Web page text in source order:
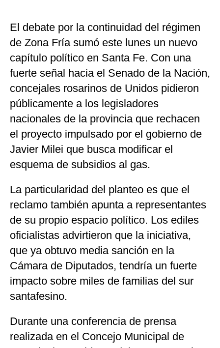
El debate por la continuidad del régimen
de Zona Fría sumó este lunes un nuevo
capítulo político en Santa Fe. Con una
fuerte señal hacia el Senado de la Nación,
concejales rosarinos de Unidos pidieron
públicamente a los legisladores
nacionales de la provincia que rechacen
el proyecto impulsado por el gobierno de
Javier Milei que busca modificar el
esquema de subsidios al gas.
La particularidad del planteo es que el
reclamo también apunta a representantes
de su propio espacio político. Los ediles
oficialistas advirtieron que la iniciativa,
que ya obtuvo media sanción en la
Cámara de Diputados, tendría un fuerte
impacto sobre miles de familias del sur
santafesino.
Durante una conferencia de prensa
realizada en el Concejo Municipal de